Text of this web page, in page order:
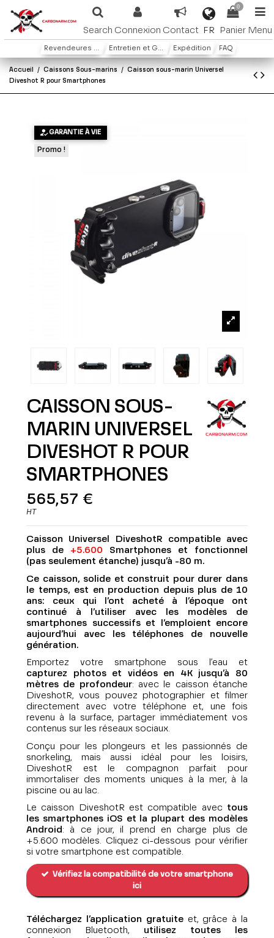
Search Connexion Contact FR
0
Panier Menu
Revendeures ou distributeures Entretien et Garantie Expédition FAQ
Accueil Caissons Sous-marins
Caisson sous-marin Universel
Diveshot R pour Smartphones
GARANTIE À VIE
Promo !
CAISSON SOUS-
MARIN UNIVERSEL
DIVESHOT R POUR
SMARTPHONES
565,57 €
HT
Caisson Universel DiveshotR compatible avec
plus de +5.600 Smartphones et fonctionnel
(pas seulement étanche) jusqu’à -80 m.
Ce caisson, solide et construit pour durer dans
le temps, est en production depuis plus de 10
ans: ceux qui l’ont acheté à l’époque ont
continué à l’utiliser avec les modèles de
smartphones successifs et l’emploient encore
aujourd’hui avec les téléphones de nouvelle
génération.
Emportez votre smartphone sous l’eau et
capturez photos et vidéos en 4K jusqu’à 80
mètres de profondeur: avec le caisson étanche
DiveshotR, vous pouvez photographier et filmer
directement avec votre téléphone et, une fois
revenu à la surface, partager immédiatement vos
contenus sur les réseaux sociaux.
Conçu pour les plongeurs et les passionnés de
snorkeling, mais aussi idéal pour les loisirs,
DiveshotR est le compagnon parfait pour
immortaliser des moments uniques à la mer, à la
piscine ou au lac.
Le caisson DiveshotR est compatible avec tous
les smartphones iOS et la plupart des modèles
Android : à ce jour, il prend en charge plus de
+5.600 modèles. Cliquez ci-dessous pour vérifier
si votre smartphone est compatible.
Vérifiez la compatibilité de votre smartphone
ici
Téléchargez l’application gratuiteet, grâce à la
connexion Bluetooth, utilisez toutes les